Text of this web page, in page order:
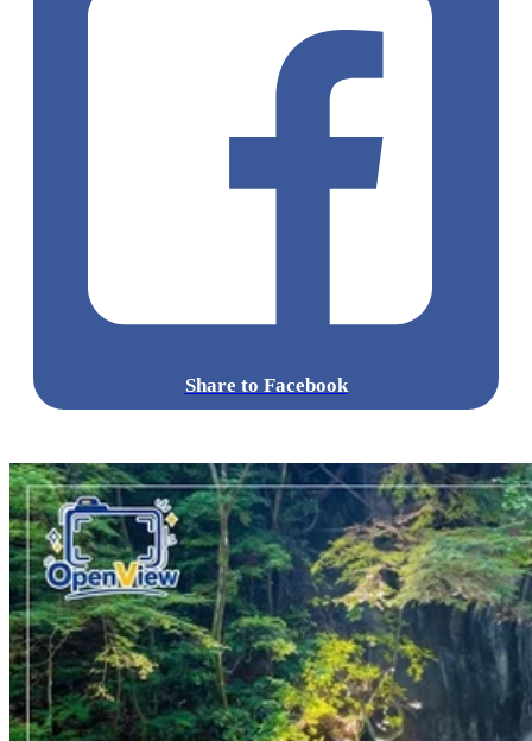
Share to Facebook